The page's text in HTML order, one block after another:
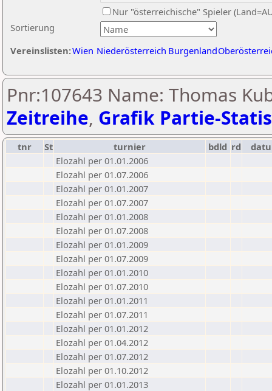
Sortierung
Nur "österreichische" Spieler
Vereinslisten:Wien Niederösterreich Burgenland
Pnr:107643 Name: Thomas
Zeitreihe, Grafik Partie-
tnr St turnier bdld rd
Elozahl per 01.01.2006
Elozahl per 01.07.2006
Elozahl per 01.01.2007
Elozahl per 01.07.2007
Elozahl per 01.01.2008
Elozahl per 01.07.2008
Elozahl per 01.01.2009
Elozahl per 01.07.2009
Elozahl per 01.01.2010
Elozahl per 01.07.2010
Elozahl per 01.01.2011
Elozahl per 01.07.2011
Elozahl per 01.01.2012
Elozahl per 01.04.2012
Elozahl per 01.07.2012
Elozahl per 01.10.2012
Elozahl per 01.01.2013